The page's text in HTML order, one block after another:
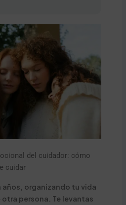
del cuidador: cómo
cuidar
años, organizando tu vida
persona. Te levantas